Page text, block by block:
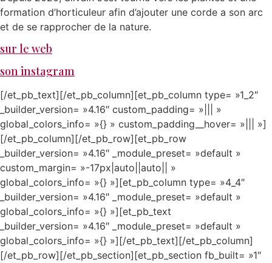
formation d’horticuleur afin d’ajouter une corde a son arc
et de se rapprocher de la nature.
sur le web
son instagram
[/et_pb_text][/et_pb_column][et_pb_column type= »1_2″
_builder_version= »4.16″ custom_padding= »||| »
global_colors_info= »{} » custom_padding__hover= »||| »]
[/et_pb_column][/et_pb_row][et_pb_row
_builder_version= »4.16″ _module_preset= »default »
custom_margin= »-17px|auto||auto|| »
global_colors_info= »{} »][et_pb_column type= »4_4″
_builder_version= »4.16″ _module_preset= »default »
global_colors_info= »{} »][et_pb_text
_builder_version= »4.16″ _module_preset= »default »
global_colors_info= »{} »][/et_pb_text][/et_pb_column]
[/et_pb_row][/et_pb_section][et_pb_section fb_built= »1″